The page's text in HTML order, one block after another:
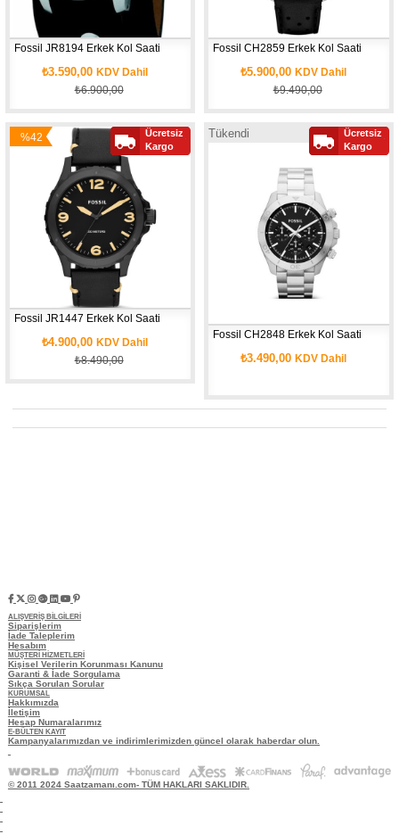
Fossil JR8194 Erkek Kol Saati
₺3.590,00 KDV Dahil
₺6.900,00
Fossil CH2859 Erkek Kol Saati
₺5.900,00 KDV Dahil
₺9.490,00
Fossil JR1447 Erkek Kol Saati
₺4.900,00 KDV Dahil
₺8.490,00
%42
Ücretsiz
Kargo
Yeni
Tükendi
Fossil CH2848 Erkek Kol Saati
₺3.490,00 KDV Dahil
Ücretsiz
Kargo
ALIŞVERİŞ BİLGİLERİ
Siparişlerim
İade Taleplerim
Hesabım
MÜŞTERİ HİZMETLERİ
Kişisel Verilerin Korunması Kanunu
Garanti & İade Sorgulama
Sıkça Sorulan Sorular
KURUMSAL
Hakkımızda
İletişim
Hesap Numaralarımız
E-BÜLTEN KAYIT
Kampanyalarımızdan ve indirimlerimizden güncel olarak haberdar olun.
© 2011 2024 Saatzamanı.com- TÜM HAKLARI SAKLIDIR.